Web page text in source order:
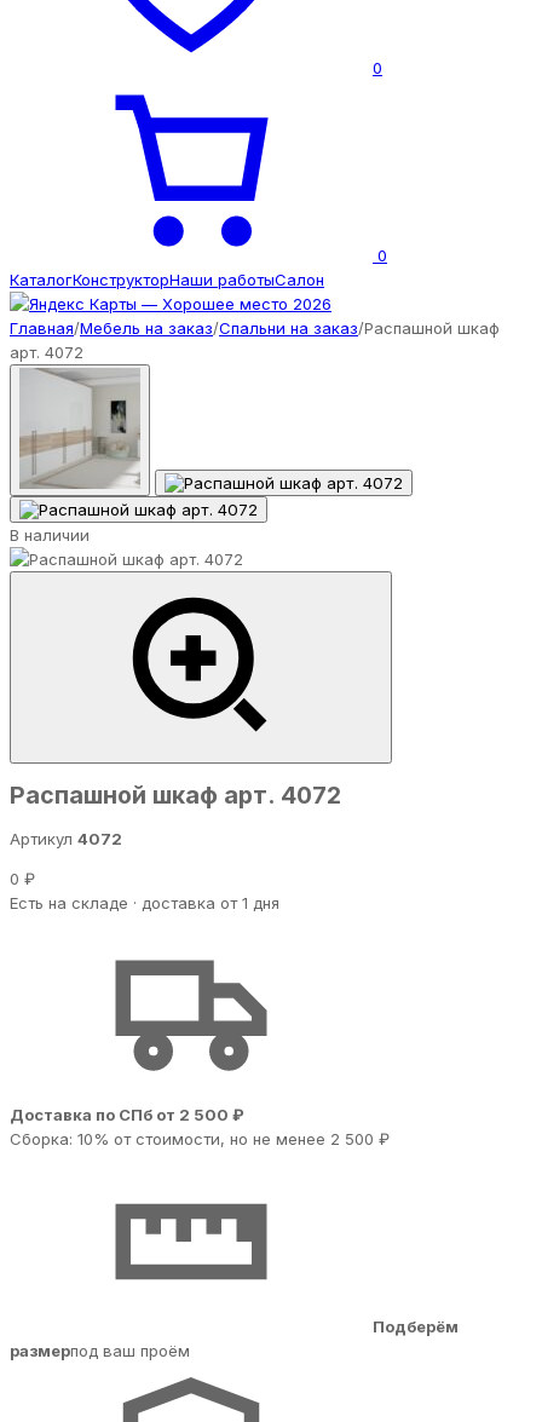
0
0
КаталогКонструкторНаши работыСалон
Главная/Мебель на заказ/Спальни на заказ/Распашной шкаф
арт. 4072
В наличии
Распашной шкаф арт. 4072
Артикул 4072
0 ₽
Есть на складе · доставка от 1 дня
Доставка по СПб от 2 500 ₽
Сборка: 10% от стоимости, но не менее 2 500 ₽
Подберём
размерпод ваш проём